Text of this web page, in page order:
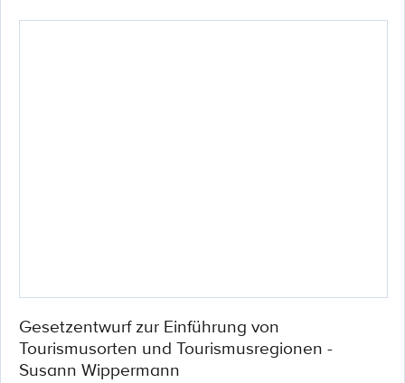
Gesetzentwurf zur Einführung von
Tourismusorten und Tourismusregionen -
Susann Wippermann